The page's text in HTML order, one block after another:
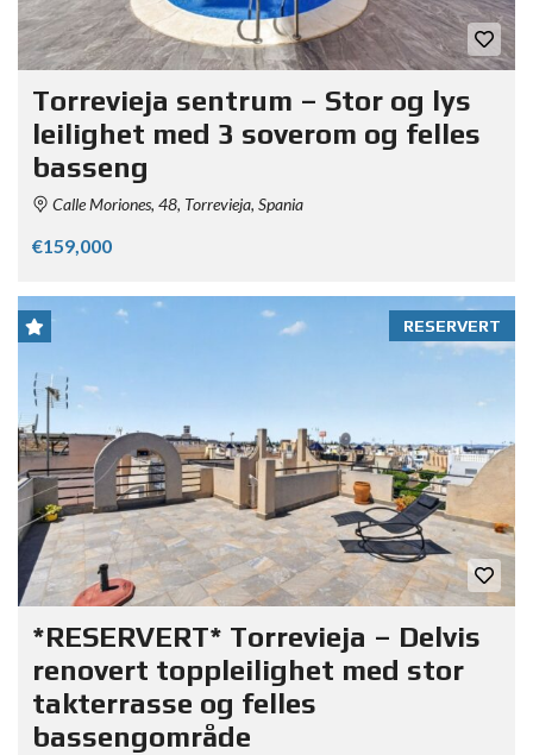
Torrevieja sentrum – Stor og lys
leilighet med 3 soverom og felles
basseng
Calle Moriones, 48, Torrevieja, Spania
€159,000
RESERVERT
*RESERVERT* Torrevieja – Delvis
renovert toppleilighet med stor
takterrasse og felles
bassengområde